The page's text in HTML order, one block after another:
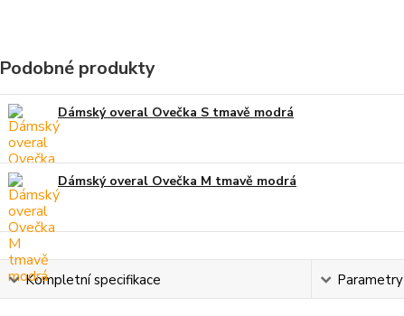
Podobné produkty
Dámský overal Ovečka S tmavě modrá
Dámský overal Ovečka M tmavě modrá
Kompletní specifikace Parametry